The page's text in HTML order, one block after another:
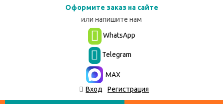
Оформите заказ на сайте
или напишите нам
WhatsApp
Telegram
MAX
Вход
Регистрация